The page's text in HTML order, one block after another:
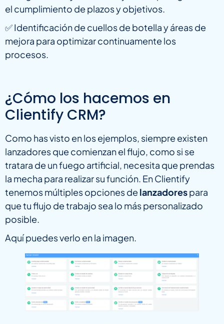
el cumplimiento de plazos y objetivos.
✅ Identificación de cuellos de botella y áreas de
mejora para optimizar continuamente los
procesos.
¿Cómo los hacemos en
Clientify CRM?
Como has visto en los ejemplos, siempre existen
lanzadores que comienzan el flujo, como si se
tratara de un fuego artificial, necesita que prendas
la mecha para realizar su función. En Clientify
tenemos múltiples opciones de lanzadorespara
que tu flujo de trabajo sea lo más personalizado
posible.
Aquí puedes verlo en la imagen.